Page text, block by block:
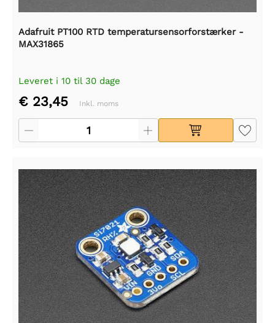
Adafruit PT100 RTD temperatursensorforstærker -
MAX31865
Leveret i 10 til 30 dage
€ 23,45 Inkl. moms